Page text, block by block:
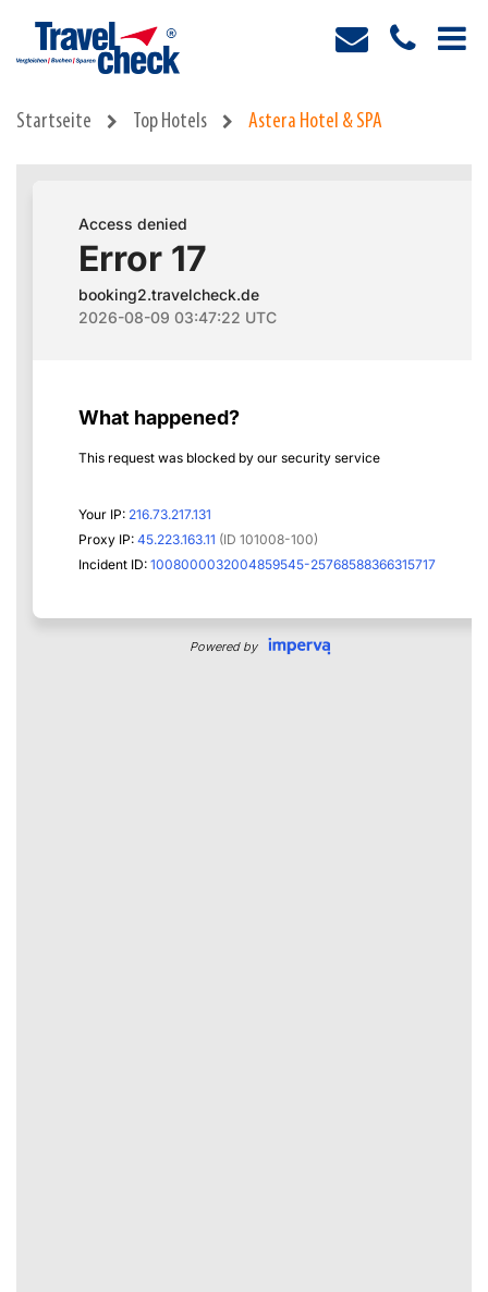
Startseite Top Hotels Astera Hotel & SPA